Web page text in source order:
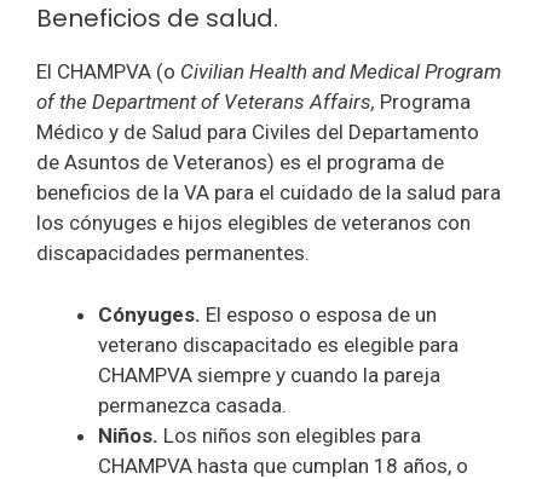
Beneficios de salud.
El CHAMPVA (o Civilian Health and Medical Program
of the Department of Veterans Affairs, Programa
Médico y de Salud para Civiles del Departamento
de Asuntos de Veteranos) es el programa de
beneficios de la VA para el cuidado de la salud para
los cónyuges e hijos elegibles de veteranos con
discapacidades permanentes.
Cónyuges. El esposo o esposa de un
veterano discapacitado es elegible para
CHAMPVA siempre y cuando la pareja
permanezca casada.
Niños. Los niños son elegibles para
CHAMPVA hasta que cumplan 18 años, o